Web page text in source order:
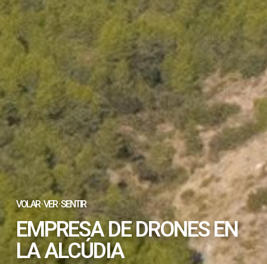
VOLAR · VER · SENTIR
EMPRESA DE DRONES EN
LA ALCÚDIA